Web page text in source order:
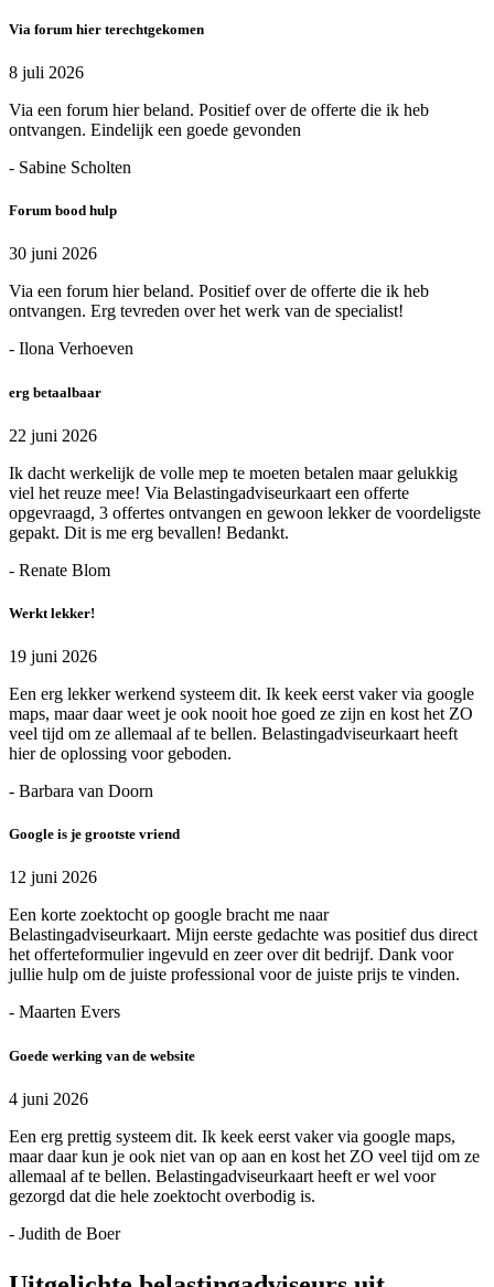
Via forum hier terechtgekomen
8 juli 2026
Via een forum hier beland. Positief over de offerte die ik heb
ontvangen. Eindelijk een goede gevonden
- Sabine Scholten
Forum bood hulp
30 juni 2026
Via een forum hier beland. Positief over de offerte die ik heb
ontvangen. Erg tevreden over het werk van de specialist!
- Ilona Verhoeven
erg betaalbaar
22 juni 2026
Ik dacht werkelijk de volle mep te moeten betalen maar gelukkig
viel het reuze mee! Via Belastingadviseurkaart een offerte
opgevraagd, 3 offertes ontvangen en gewoon lekker de voordeligste
gepakt. Dit is me erg bevallen! Bedankt.
- Renate Blom
Werkt lekker!
19 juni 2026
Een erg lekker werkend systeem dit. Ik keek eerst vaker via google
maps, maar daar weet je ook nooit hoe goed ze zijn en kost het ZO
veel tijd om ze allemaal af te bellen. Belastingadviseurkaart heeft
hier de oplossing voor geboden.
- Barbara van Doorn
Google is je grootste vriend
12 juni 2026
Een korte zoektocht op google bracht me naar
Belastingadviseurkaart. Mijn eerste gedachte was positief dus direct
het offerteformulier ingevuld en zeer over dit bedrijf. Dank voor
jullie hulp om de juiste professional voor de juiste prijs te vinden.
- Maarten Evers
Goede werking van de website
4 juni 2026
Een erg prettig systeem dit. Ik keek eerst vaker via google maps,
maar daar kun je ook niet van op aan en kost het ZO veel tijd om ze
allemaal af te bellen. Belastingadviseurkaart heeft er wel voor
gezorgd dat die hele zoektocht overbodig is.
- Judith de Boer